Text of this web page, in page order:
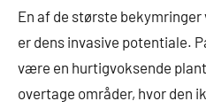
En af de største
er dens invasive potentiale.
være en hurtigvoksende
overtage områder, hvor den